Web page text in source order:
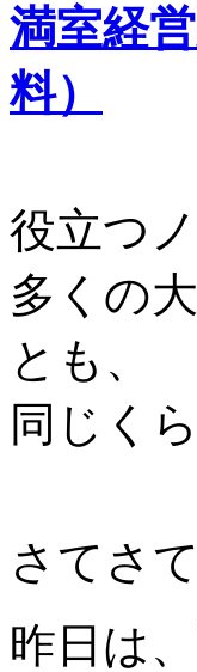
満室経
料）
役立つ
多くの
とも、
同じく
さてさて
昨日は